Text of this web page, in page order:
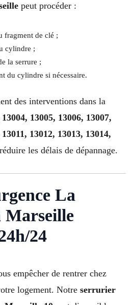
peut procéder :
fragment de clé ;
cylindre ;
la serrure ;
du cylindre si nécessaire.
des interventions dans la
13005, 13006, 13007,
13012, 13013, 13014,
les délais de dépannage.
La
Marseille
24
empêcher de rentrer chez
logement. Notre serrurier